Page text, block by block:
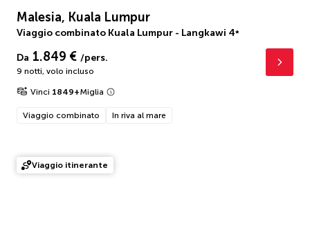
Malesia, Kuala Lumpur
Viaggio combinato Kuala Lumpur - Langkawi 4*
Da 1.849 € /pers.
9 notti, volo incluso
Vinci 1849+Miglia
Viaggio combinato In riva al mare
Viaggio itinerante